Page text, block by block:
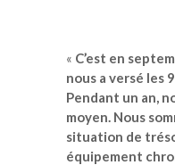
« C’est en
nous a versé les
Pendant un an,
moyen. Nous
situation de
équipement